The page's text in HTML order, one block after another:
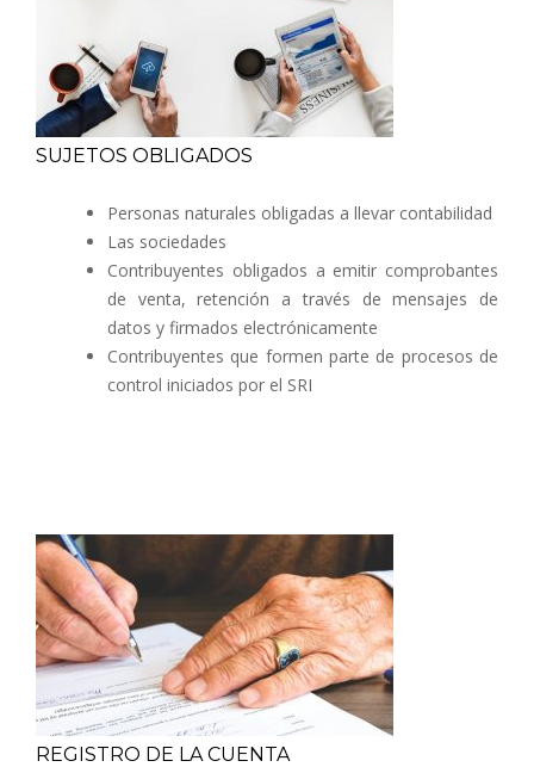
SUJETOS OBLIGADOS
Personas naturales obligadas a llevar contabilidad
Las sociedades
Contribuyentes obligados a emitir comprobantes
de venta, retención a través de mensajes de
datos y firmados electrónicamente
Contribuyentes que formen parte de procesos de
control iniciados por el SRI
REGISTRO DE LA CUENTA